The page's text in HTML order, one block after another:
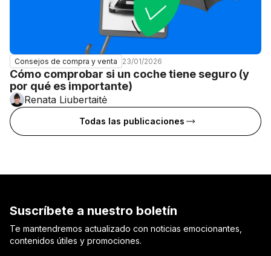
Consejos de compra y venta 23/01/2026
Cómo comprobar si un coche tiene seguro (y
por qué es importante)
Renata Liubertaitė
Todas las publicaciones
Suscríbete a nuestro boletín
Te mantendremos actualizado con noticias emocionantes,
contenidos útiles y promociones.